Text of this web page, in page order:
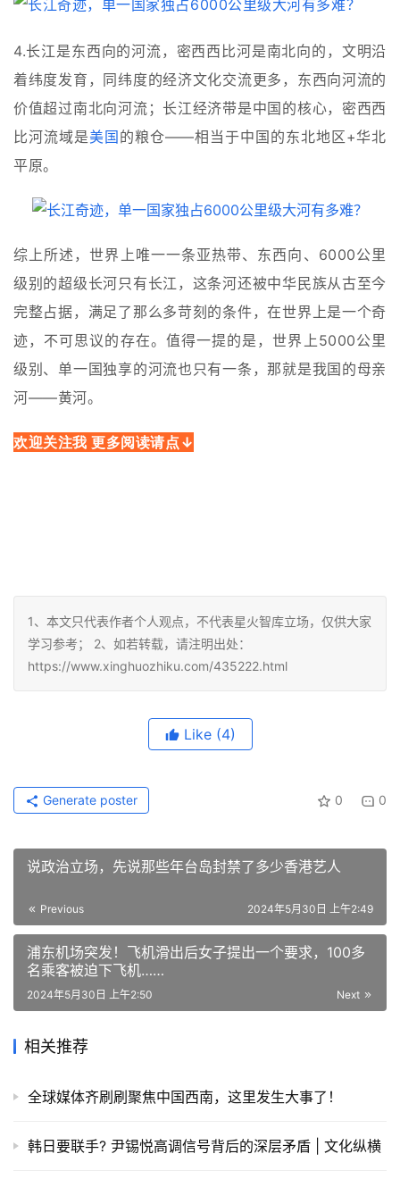
4.长江是东西向的河流，密西西比河是南北向的，文明沿
着纬度发育，同纬度的经济文化交流更多，东西向河流的
价值超过南北向河流；长江经济带是中国的核心，密西西
比河流域是美国 的粮仓——相当于中国的东北地区+华北
平原。
综上所述，世界上唯一一条亚热带、东西向、6000公里
级别的超级长河只有长江，这条河还被中华民族从古至今
完整占据，满足了那么多苛刻的条件，在世界上是一个奇
迹，不可思议的存在。值得一提的是，世界上5000公里
级别、单一国独享的河流也只有一条，那就是我国的母亲
河——黄河。
欢迎关注我 更多阅读请点↓
1、本文只代表作者个人观点，不代表星火智库立场，仅供大家
学习参考； 2、如若转载，请注明出处：
https://www.xinghuozhiku.com/435222.html
Like (4)
0 0
Generate poster
说政治立场，先说那些年台岛封禁了多少香港艺人
Previous 2024年5月30日 上午2:49
浦东机场突发！飞机滑出后女子提出一个要求，100多
名乘客被迫下飞机……
Next
2024年5月30日 上午2:50
相关推荐
全球媒体齐刷刷聚焦中国西南，这里发生大事了！
韩日要联手? 尹锡悦高调信号背后的深层矛盾 | 文化纵横